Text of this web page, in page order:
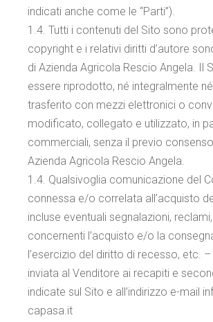
indicati anche come le “Parti”).
1.4. Tutti i contenuti del Sito sono
copyright e i relativi diritti d’autore
di Azienda Agricola Rescio Angela. Il
essere riprodotto, né integralmente
trasferito con mezzi elettronici o
modificato, collegato e utilizzato, in
commerciali, senza il previo
Azienda Agricola Rescio Angela.
1.4. Qualsivoglia comunicazione del
connessa e/o correlata all’acquisto
incluse eventuali segnalazioni,
concernenti l’acquisto e/o la
l’esercizio del diritto di recesso, etc.
inviata al Venditore ai recapiti e
indicate sul Sito e all’indirizzo e-mail
capasa.it